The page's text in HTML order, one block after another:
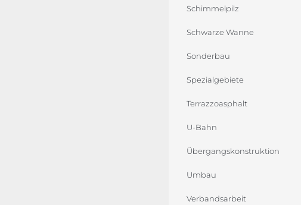
Schimmelpilz
Schwarze Wanne
Sonderbau
Spezialgebiete
Terrazzoasphalt
U-Bahn
Übergangskonstruktion
Umbau
Verbandsarbeit